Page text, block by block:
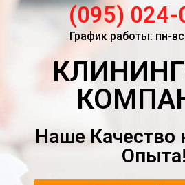
(095) 024-
График работы: пн-
Наше Качество
Опыта!